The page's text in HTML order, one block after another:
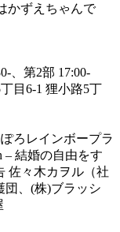
かずえちゃんで
、第2部 17:00-
目6-1 狸小路5丁
ろレインボープラ
– 結婚の自由をす
佐々木カヲル（社
団、(株)ブラッシ